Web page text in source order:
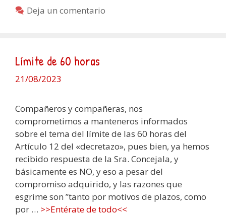
Deja un comentario
Límite de 60 horas
21/08/2023
Compañeros y compañeras, nos
comprometimos a manteneros informados
sobre el tema del límite de las 60 horas del
Artículo 12 del «decretazo», pues bien, ya hemos
recibido respuesta de la Sra. Concejala, y
básicamente es NO, y eso a pesar del
compromiso adquirido, y las razones que
esgrime son ”tanto por motivos de plazos, como
por … >>Entérate de todo<<